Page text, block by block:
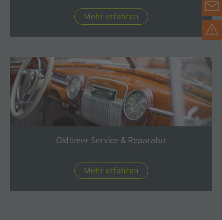
Mehr erfahren
Oldtimer Service & Reparatur
Mehr erfahren